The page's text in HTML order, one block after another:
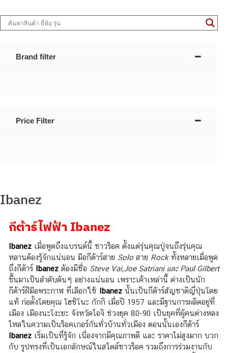
Brand filter
Price Filter
Ibanez
กีต้าร์ไฟฟ้า Ibanez
Ibanez เมื่อพูดถึงแบรนด์นี้ ชาวร็อค ตั้งแต่รุ่นคุณปู่จนถึงรุ่นคุณ
หลานต้องรู้จักแน่นอน มือกีต้าร์สาย Solo สาย Rockทั้งหลายเมื่อพูด
ถึงกีต้าร์ Ibanez ต้องมีชื่อ Steve Vai,Joe Satriani และ Paul Gilbert
ขึ้นมาเป็นลำดับต้นๆ อย่างแน่นอน เพราะเค้าเหล่านี้ ต่างเป็นนัก
กีต้าร์ฝีมือพระกาฬ ที่เลือกใช้ Ibanez นั้นเป็นกีต้าร์สัญชาติญี่ปุ่นโดย
แท้ ก่อตั้งโดยคุณ โฮชิโนะ กักกิ เมื่อปี 1957 และมีฐานการผลิตอยู่ที่
เมือง เมืองนะโงะยะ จังหวัดไอจิ ช่วงยุค 80-90 เป็นยุคที่ผู้คนต่างหลง
ไหลในความเป็นร็อคเกอร์กันทั่วบ้านทั่วเมือง ตอนนั้นเองกีต้าร์
Ibanez เริ่มเป็นที่รู้จัก เนื่องจากมีคุณภาพดี และ ราคาไม่สูงมาก บวก
กับ รูปทรงที่เป็นเอกลักษณ์ในสไตล์ชาวร็อค รวมถึงการร่วมงานกับ